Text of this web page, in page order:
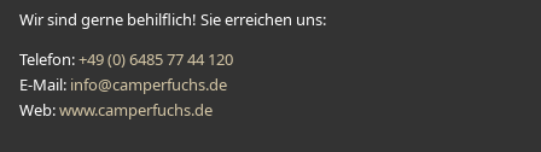
Wir sind gerne behilflich! Sie erreichen uns:
Telefon:+49 (0) 6485 77 44 120
E-Mail: info@camperfuchs.de
Web:www.camperfuchs.de